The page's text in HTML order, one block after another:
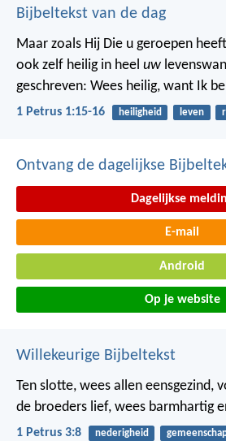
Bijbeltekst van de dag
Maar zoals Hij Die u geroepen
ook zelf heilig in heel uw
geschreven: Wees heilig, want Ik
1 Petrus 1:15-16 heiligheid leven
Ontvang de dagelijkse
Dagelijkse
E-mail
Android
Op je website
Willekeurige Bijbeltekst
Ten slotte, wees allen eensgezind,
de broeders lief, wees barmhartig
1 Petrus 3:8 nederigheid